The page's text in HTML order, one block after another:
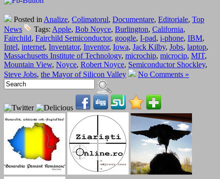
Posted in Analize, Colimatorul, Documentare, Editoriale, Top
News
Tags: Apple, Bob Noyce, Burlington, California,
Fairchild, Fairchild Semiconductor, google, I-pad, i-phone, IBM,
Intel, internet, Inventator, Inventor, Iowa, Jack Kilby, Jobs, laptop,
Massachusetts Institute of Technology, microchip, microcip, MIT,
Mountain View, Noyce, Robert Noyce, Semiconductor Shockley,
Steve Jobs, the Mayor of Silicon Valley No Comments »